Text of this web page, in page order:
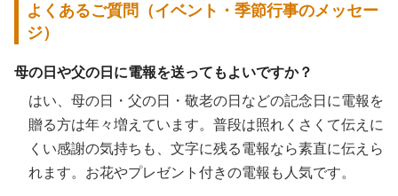
よくあるご質問（イベント・季節行事のメッセー
ジ）
母の日や父の日に電報を送ってもよいですか？
はい、母の日・父の日・敬老の日などの記念日に電報を
贈る方は年々増えています。普段は照れくさくて伝えに
くい感謝の気持ちも、文字に残る電報なら素直に伝えら
れます。お花やプレゼント付きの電報も人気です。